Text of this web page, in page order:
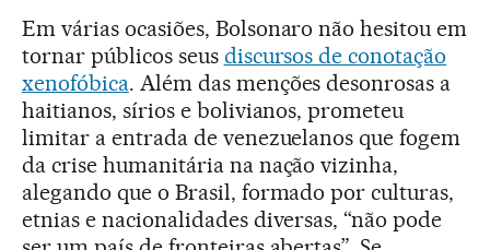
Em várias ocasiões, Bolsonaro não hesitou em
tornar públicos seus discursos de conotação
xenofóbica. Além das menções desonrosas a
haitianos, sírios e bolivianos, prometeu
limitar a entrada de venezuelanos que fogem
da crise humanitária na nação vizinha,
alegando que o Brasil, formado por culturas,
etnias e nacionalidades diversas, “não pode